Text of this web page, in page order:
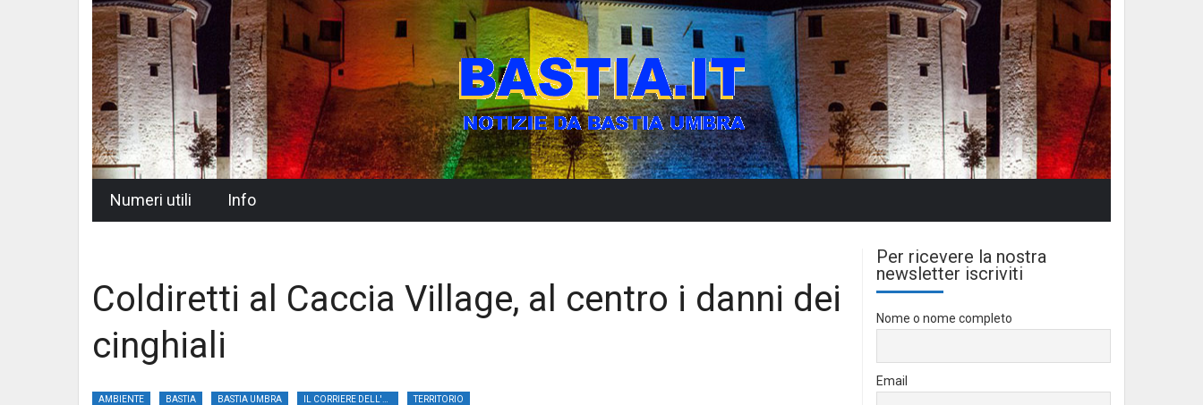
Numeri utili Info
Coldiretti al Caccia Village, al centro i danni dei
cinghiali
AMBIENTE BASTIA BASTIA UMBRA TERRITORIO
Per ricevere la nostra
newsletter iscriviti
Nome o nome completo
Email